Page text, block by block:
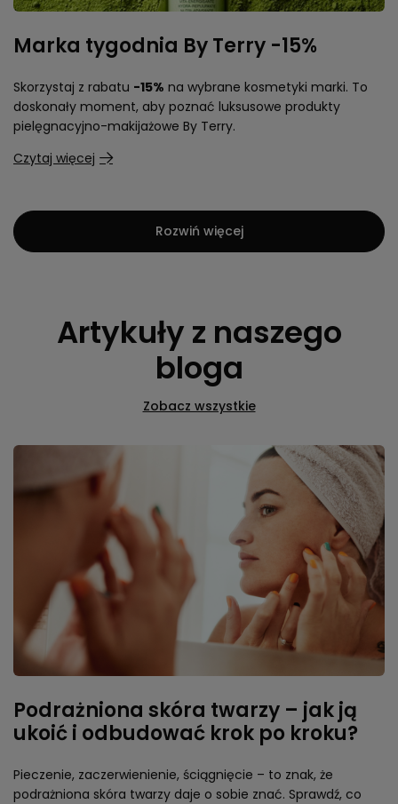
Marka tygodnia By Terry -15%
Skorzystaj z rabatu -15% na wybrane kosmetyki marki. To
doskonały moment, aby poznać luksusowe produkty
pielęgnacyjno-makijażowe By Terry.
Czytaj więcej
Rozwiń więcej
Artykuły z naszego
bloga
Zobacz wszystkie
Podrażniona skóra twarzy – jak ją
ukoić i odbudować krok po kroku?
Pieczenie, zaczerwienienie, ściągnięcie – to znak, że
podrażniona skóra twarzy daje o sobie znać. Sprawdź, co